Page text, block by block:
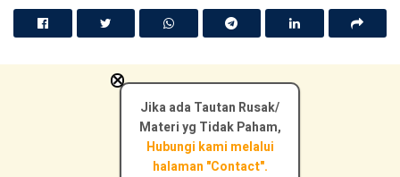
Jika ada Tautan Rusak/
Materi yg Tidak Paham,
Hubungi kami melalui
halaman "Contact".
×